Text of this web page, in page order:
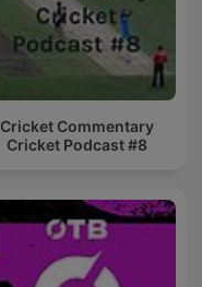
Cricket Commentary
Cricket Podcast #8